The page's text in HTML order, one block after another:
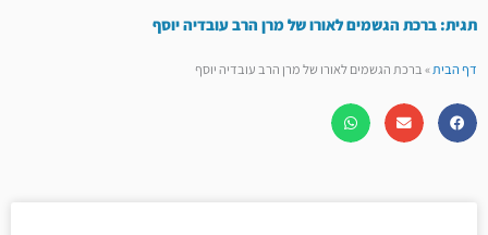
תגית: ברכת הגשמים לאורו של מרן הרב עובדיה יוסף
דף הבית»ברכת הגשמים לאורו של מרן הרב עובדיה יוסף